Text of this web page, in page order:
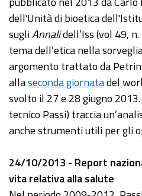
dell'Unità di bioetica
sugliAnnalidell’Iss (vol 49,
tema dell’etica nella
argomento trattato da
allaseconda giornatadel
svolto il 27 e 28 giugno 2013.
tecnico Passi) traccia
anche strumenti utili per gli
24/10/2013 - Report
vita relativa alla salute